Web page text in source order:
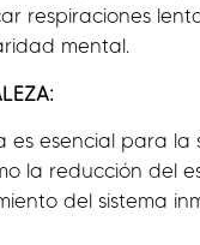
respiraciones
mental.
esencial para la
la reducción del
del sistema